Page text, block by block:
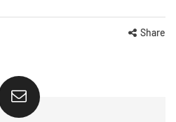
Share